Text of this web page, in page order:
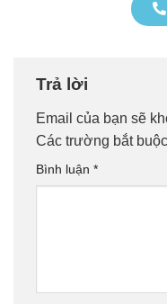
Trả lời
Email của bạn sẽ
Các trường bắt
Bình luận *